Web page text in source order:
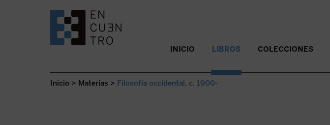
SALTAR AL CONTENIDO. INICIO LIBROS COLECCIONES
Inicio > Materias > Filosofía occidental, c. 1900-